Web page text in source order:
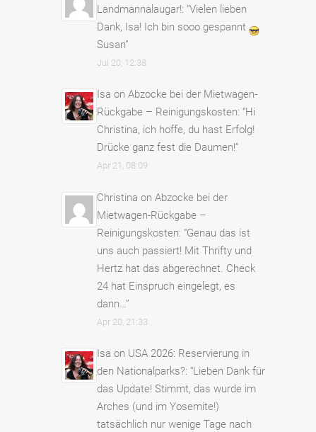
Landmannalaugar!: “Vielen lieben
Dank, Isa! Ich bin sooo gespannt
Susan”
Jul 20, 12:38
Isa on Abzocke bei der Mietwagen-
Rückgabe – Reinigungskosten: “Hi
Christina, ich hoffe, du hast Erfolg!
Drücke ganz fest die Daumen!”
Apr 21, 08:09
Christina on Abzocke bei der
Mietwagen-Rückgabe –
Reinigungskosten: “Genau das ist
uns auch passiert! Mit Thrifty und
Hertz hat das abgerechnet. Check
24 hat Einspruch eingelegt, es
dann… ”
Apr 20, 21:33
Isa on USA 2026: Reservierung in
den Nationalparks?: “Lieben Dank für
das Update! Stimmt, das wurde im
Arches (und im Yosemite!)
tatsächlich nur wenige Tage nach